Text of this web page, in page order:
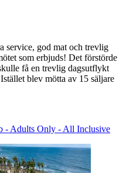
service, god mat och trevlig
som erbjuds! Det förstörde
få en trevlig dagsutflykt
blev mötta av 15 säljare
- Adults Only - All Inclusive